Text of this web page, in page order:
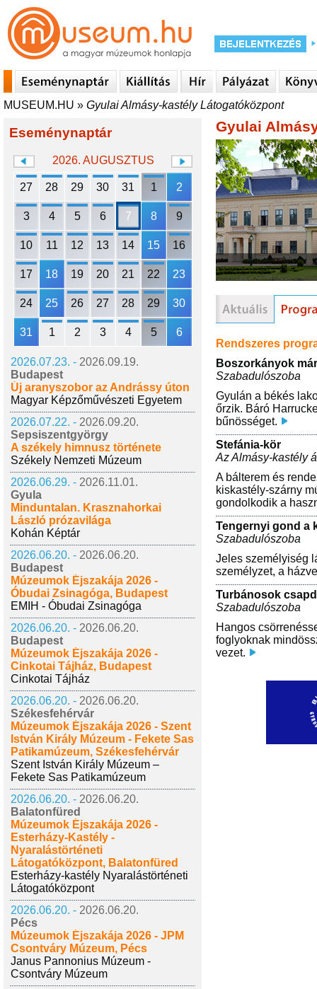
MUSEUM.HU » Gyulai Almásy-kastély Látogatóközpont
Eseménynaptár
2026. AUGUSZTUS
27 28 29 30 31 1 2
3 4 5 6 7 8 9
10 11 12 13 14 15 16
17 18 19 20 21 22 23
24 25 26 27 28 29 30
31 1 2 3 4 5 6
2026.07.23. - 2026.09.19.
Budapest
Új aranyszobor az Andrássy úton
Magyar Képzőművészeti Egyetem
2026.07.22. - 2026.09.20.
Sepsiszentgyörgy
A székely himnusz története
Székely Nemzeti Múzeum
2026.06.29. - 2026.11.01.
Gyula
Minduntalan. Krasznahorkai
László prózavilága
Kohán Képtár
2026.06.20. - 2026.06.20.
Budapest
Múzeumok Éjszakája 2026 -
Óbudai Zsinagóga, Budapest
EMIH - Óbudai Zsinagóga
2026.06.20. - 2026.06.20.
Budapest
Múzeumok Éjszakája 2026 -
Cinkotai Tájház, Budapest
Cinkotai Tájház
2026.06.20. - 2026.06.20.
Székesfehérvár
Múzeumok Éjszakája 2026 - Szent
István Király Múzeum - Fekete Sas
Patikamúzeum, Székesfehérvár
Szent István Király Múzeum –
Fekete Sas Patikamúzeum
2026.06.20. - 2026.06.20.
Balatonfüred
Múzeumok Éjszakája 2026 -
Esterházy-Kastély -
Nyaralástörténeti
Látogatóközpont, Balatonfüred
Esterházy-kastély Nyaralástörténeti
Látogatóközpont
2026.06.20. - 2026.06.20.
Pécs
Múzeumok Éjszakája 2026 - JPM
Csontváry Múzeum, Pécs
Janus Pannonius Múzeum -
Csontváry Múzeum
Gyulai
Rendszeres
Boszorkányok
Szabadulószoba
Gyulán a békés
őrzik. Báró
bűnösséget.
Stefánia-kör
Az Almásy-kastély
A bálterem és
kiskastély-szárny
gondolkodik a
Tengernyi gond a
Szabadulószoba
Jeles személyiség
személyzet, a
Turbánosok
Szabadulószoba
Hangos
foglyoknak
vezet.